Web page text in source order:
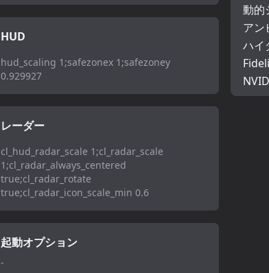
HUD
hud_scaling 1;safezonex 1;safezoney
0.929927
レーダー
cl_hud_radar_scale 1;cl_radar_scale
1;cl_radar_always_centered
true;cl_radar_rotate
true;cl_radar_icon_scale_min 0.6
起動オプション
-
動的
アン
ハイ